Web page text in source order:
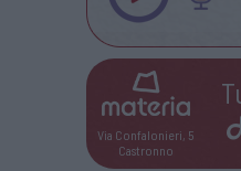
Via Confalonieri, 5
Castronno